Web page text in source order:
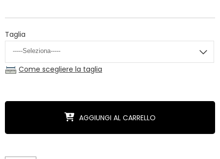
Taglia
Come scegliere la taglia
AGGIUNGI AL CARRELLO